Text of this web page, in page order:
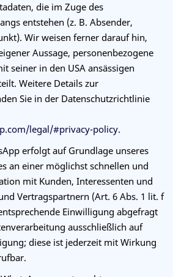
die im Zuge des
entstehen (z. B. Absender,
Wir weisen ferner darauf hin,
Aussage, personenbezogene
seiner in den USA ansässigen
Weitere Details zur
Sie in der Datenschutzrichtlinie
legal/#privacy-policy.
erfolgt auf Grundlage unseres
an einer möglichst schnellen und
mit Kunden, Interessenten und
Vertragspartnern (Art. 6 Abs. 1 lit. f
Einwilligung abgefragt
ausschließlich auf
diese ist jederzeit mit Wirkung